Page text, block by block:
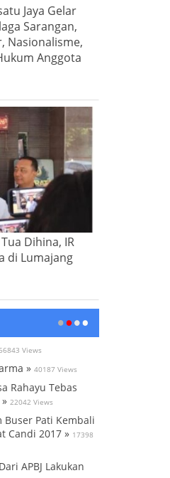
Jaya Gelar
Sarangan,
Nasionalisme,
Anggota
Dihina, IR
di Lumajang
Views
» 40187 Views
Rahayu Tebas
22042 Views
Buser Pati Kembali
Candi 2017 » 17398
APBJ Lakukan